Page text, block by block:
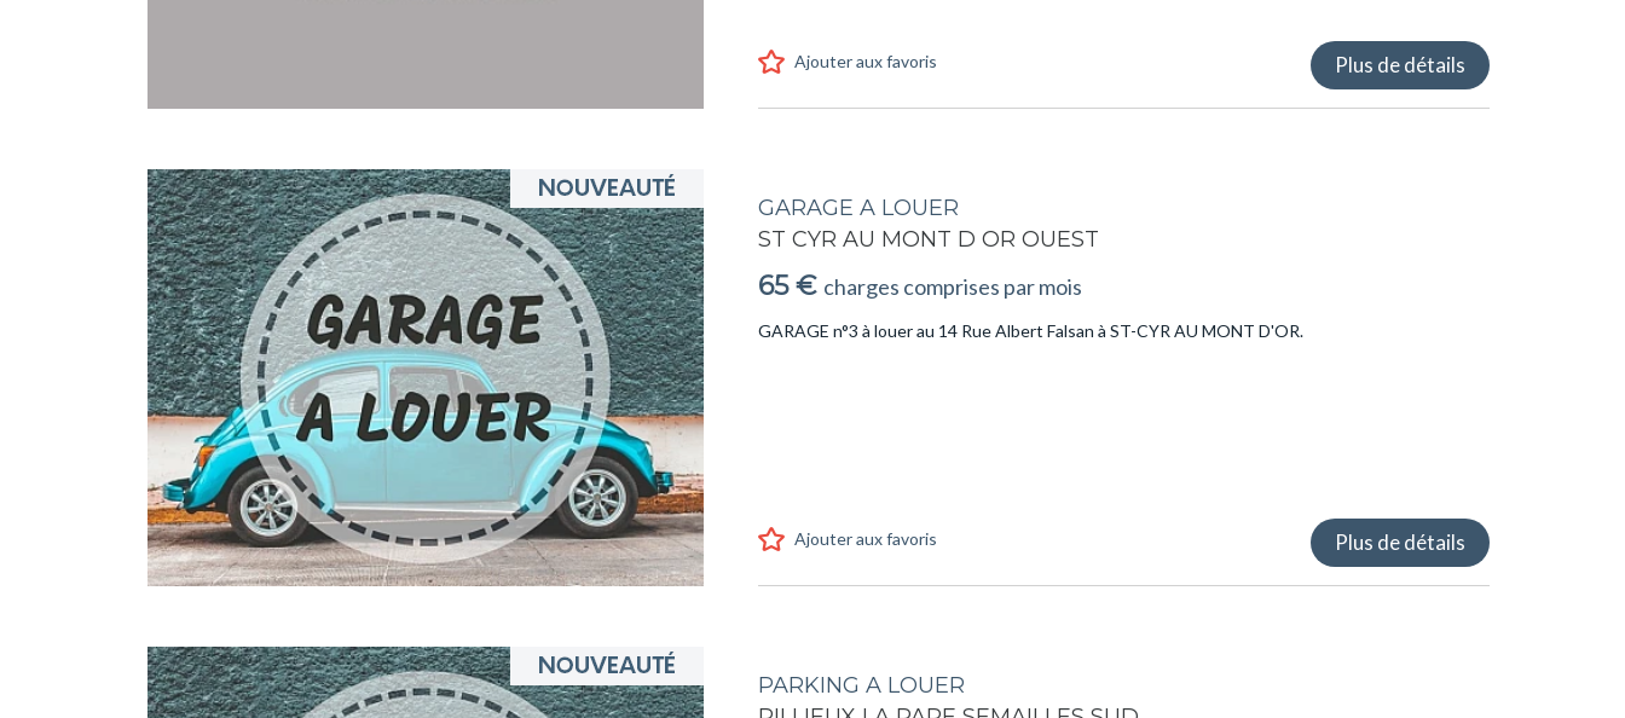
Ajouter aux favoris Plus de détails
GARAGE A LOUER
ST CYR AU MONT D OR OUEST
65 € charges comprises par mois
GARAGE n°3 à louer au 14 Rue Albert Falsan à ST-CYR AU MONT D'OR.
Ajouter aux favoris Plus de détails
PARKING A LOUER